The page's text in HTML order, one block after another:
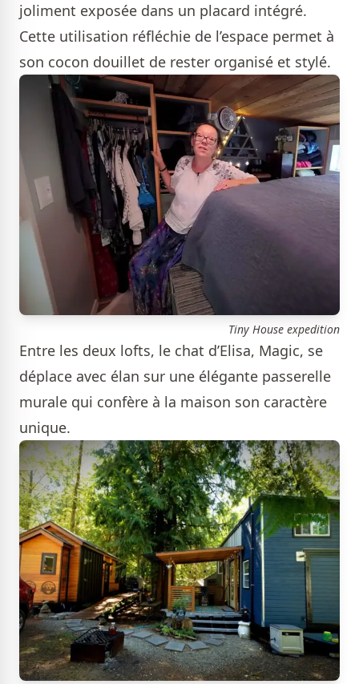
joliment exposée dans un placard intégré.
Cette utilisation réfléchie de l’espace permet à
son cocon douillet de rester organisé et stylé.
Tiny House expedition
Entre les deux lofts, le chat d’Elisa, Magic, se
déplace avec élan sur une élégante passerelle
murale qui confère à la maison son caractère
unique.